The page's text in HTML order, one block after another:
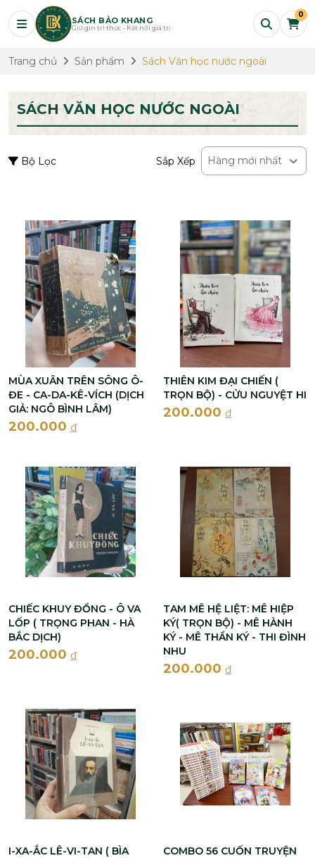
SÁCH BẢO KHANG
Giữ gìn tri thức - Kết nối giá trị
0
Trang chủ Sản phẩm Sách Văn học nước ngoài
SÁCH VĂN HỌC NƯỚC NGOÀI
Bộ Lọc Sắp Xếp Hàng mới nhất
MÙA XUÂN TRÊN SÔNG Ô-
ĐE - CA-DA-KÊ-VÍCH (DỊCH
GIẢ: NGÔ BÌNH LÂM)
200.000 đ
THIÊN KIM ĐẠI CHIẾN (
TRỌN BỘ) - CỬU NGUYỆT HI
200.000 đ
CHIẾC KHUY ĐỒNG - Ô VA
LỐP ( TRỌNG PHAN - HÀ
BẮC DỊCH)
200.000 đ
TAM MÊ HỆ LIỆT: MÊ HIỆP
KÝ( TRỌN BỘ) - MÊ HÀNH
KÝ - MÊ THẦN KÝ - THI ĐÌNH
NHU
200.000 đ
I-XA-ẮC LÊ-VI-TAN ( BÌA
COMBO 56 CUỐN TRUYỆN